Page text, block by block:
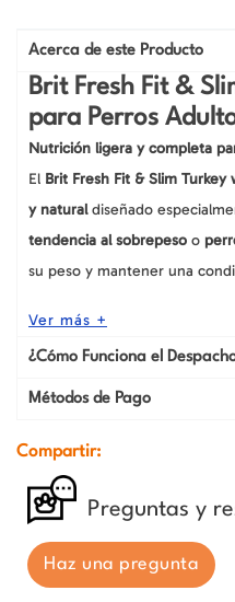
Adulto,
Pavo
con
Arvejas,
bolsa
2.5-
12
kg
cantidad
Acerca de este Producto
Brit Fresh Fit &
para Perros
Nutrición ligera y completa
El Brit Fresh Fit & Slim Turkey
y naturaldiseñado
tendencia al sobrepeso o
su peso y mantener una
Ver más +
¿Cómo Funciona el
Métodos de Pago
Compartir:
Preguntas y
Haz una pregunta